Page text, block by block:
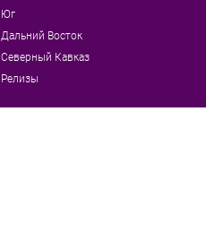
Юг
Дальний Восток
Северный Кавказ
Релизы